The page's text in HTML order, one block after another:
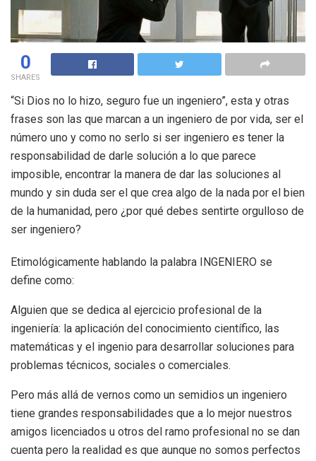
0
SHARES
“Si Dios no lo hizo, seguro fue un ingeniero”, esta y otras
frases son las que marcan a un ingeniero de por vida, ser el
número uno y como no serlo si ser ingeniero es tener la
responsabilidad de darle solución a lo que parece
imposible, encontrar la manera de dar las soluciones al
mundo y sin duda ser el que crea algo de la nada por el bien
de la humanidad, pero ¿por qué debes sentirte orgulloso de
ser ingeniero?
Etimológicamente hablando la palabra INGENIERO se
define como:
Alguien que se dedica al ejercicio profesional de la
ingeniería: la aplicación del conocimiento científico, las
matemáticas y el ingenio para desarrollar soluciones para
problemas técnicos, sociales o comerciales.
Pero más allá de vernos como un semidios un ingeniero
tiene grandes responsabilidades que a lo mejor nuestros
amigos licenciados u otros del ramo profesional no se dan
cuenta pero la realidad es que aunque no somos perfectos